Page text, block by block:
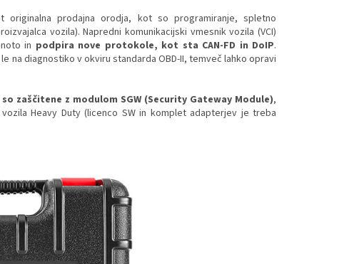
prodajna orodja, kot so programiranje, spletno
vozila). Napredni komunikacijski vmesnik vozila (VCI)
in podpira nove protokole, kot sta CAN-FD in DoIP.
diagnostiko v okviru standarda OBD-II, temveč lahko opravi
zaščitene z modulom SGW (Security Gateway Module),
Heavy Duty (licenco SW in komplet adapterjev je treba